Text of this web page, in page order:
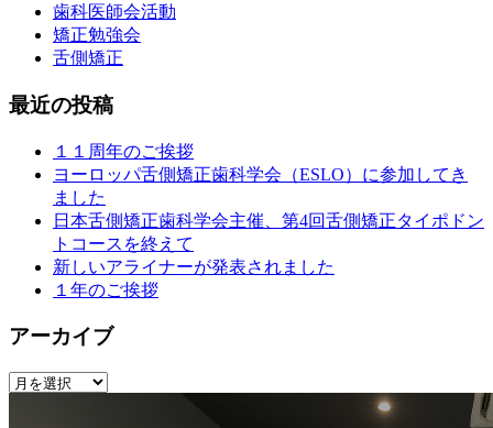
歯科医師会活動
矯正勉強会
舌側矯正
最近の投稿
１１周年のご挨拶
ヨーロッパ舌側矯正歯科学会（ESLO）に参加してき
ました
日本舌側矯正歯科学会主催、第4回舌側矯正タイポドン
トコースを終えて
新しいアライナーが発表されました
１年のご挨拶
アーカイブ
ア